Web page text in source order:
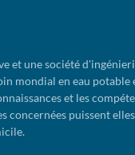
et une société
mondial en eau potable
et les
concernées puissent